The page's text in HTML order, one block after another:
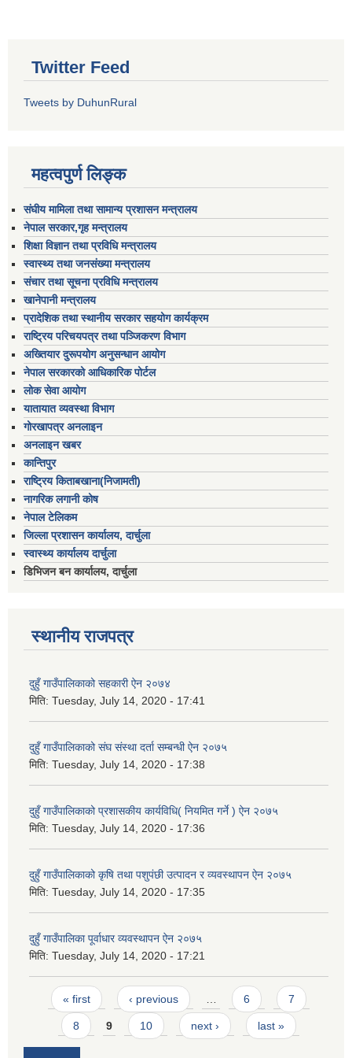
Twitter Feed
Tweets by DuhunRural
महत्वपुर्ण लिङ्क
संघीय मामिला तथा सामान्य प्रशासन मन्त्रालय
नेपाल सरकार,गृह मन्त्रालय
शिक्षा विज्ञान तथा प्रविधि मन्त्रालय
स्वास्थ्य तथा जनसंख्या मन्त्रालय
संचार तथा सूचना प्रविधि मन्त्रालय
खानेपानी मन्त्रालय
प्रादेशिक तथा स्थानीय सरकार सहयोग कार्यक्रम
राष्ट्रिय परिचयपत्र तथा पञ्जिकरण विभाग
अख्तियार दुरूपयोग अनुसन्धान आयोग
नेपाल सरकारको आधिकारिक पोर्टल
लोक सेवा आयोग
यातायात व्यवस्था विभाग
गोरखापत्र अनलाइन
अनलाइन खबर
कान्तिपुर
राष्ट्रिय किताबखाना(निजामती)
नागरिक लगानी कोष
नेपाल टेलिकम
जिल्ला प्रशासन कार्यालय, दार्चुला
स्वास्थ्य कार्यालय दार्चुला
डिभिजन बन कार्यालय, दार्चुला
स्थानीय राजपत्र
दुहुँ गाउँपालिकाको सहकारी ऐन २०७४
मिति: Tuesday, July 14, 2020 - 17:41
दुहुँ गाउँपालिकाको संघ संस्था दर्ता सम्बन्धी ऐन २०७५
मिति: Tuesday, July 14, 2020 - 17:38
दुहुँ गाउँपालिकाको प्रशासकीय कार्यविधि( नियमित गर्ने ) ऐन २०७५
मिति: Tuesday, July 14, 2020 - 17:36
दुहुँ गाउँपालिकाको कृषि तथा पशुपंछी उत्पादन र व्यवस्थापन ऐन २०७५
मिति: Tuesday, July 14, 2020 - 17:35
दुहुँ गाउँपालिका पूर्वाधार व्यवस्थापन ऐन २०७५
मिति: Tuesday, July 14, 2020 - 17:21
Pages
« first ‹ previous 6 7
8 9 10 next › last »